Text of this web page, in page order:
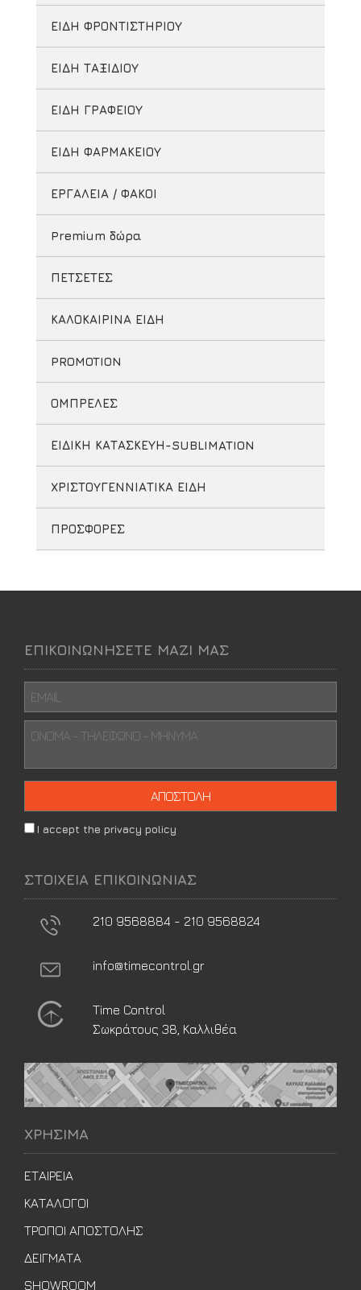
ΕΙΔΗ ΦΡΟΝΤΙΣΤΗΡΙΟΥ
ΕΙΔΗ ΤΑΞΙΔΙΟΥ
ΕΙΔΗ ΓΡΑΦΕΙΟΥ
ΕΙΔΗ ΦΑΡΜΑΚΕΙΟΥ
ΕΡΓΑΛΕΙΑ / ΦΑΚΟΙ
Premium δώρα
ΠΕΤΣΕΤΕΣ
ΚΑΛΟΚΑΙΡΙΝΑ ΕΙΔΗ
PROMOTION
ΟΜΠΡΕΛΕΣ
ΕΙΔΙΚΗ ΚΑΤΑΣΚΕΥΗ-SUBLIMATION
ΧΡΙΣΤΟΥΓΕΝΝΙΑΤΙΚΑ ΕΙΔΗ
ΠΡΟΣΦΟΡΕΣ
ΕΠΙΚΟΙΝΩΝΗΣΕΤΕ ΜΑΖΙ ΜΑΣ
I accept the privacy policy
ΣΤΟΙΧΕΙΑ ΕΠΙΚΟΙΝΩΝΙΑΣ
210 9568884 - 210 9568824
info@timecontrol.gr
Time Control
Σωκράτους 38, Καλλιθέα
ΧΡΗΣΙΜΑ
ΕΤΑΙΡΕΙΑ
ΚΑΤΑΛΟΓΟΙ
ΤΡΟΠΟΙ ΑΠΟΣΤΟΛΗΣ
ΔΕΙΓΜΑΤΑ
SHOWROOM